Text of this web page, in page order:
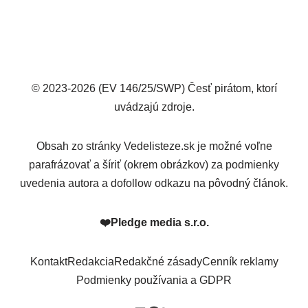
© 2023-2026 (EV 146/25/SWP) Česť pirátom, ktorí
uvádzajú zdroje.
Obsah zo stránky Vedelisteze.sk je možné voľne
parafrázovať a šíriť (okrem obrázkov) za podmienky
uvedenia autora a dofollow odkazu na pôvodný článok.
❤️Pledge media s.r.o.
KontaktRedakciaRedakčné zásadyCenník reklamy
Podmienky používania a GDPR